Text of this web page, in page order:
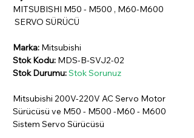
MITSUBISHI M50 - M500 , M60-M600
SERVO SÜRÜCÜ
Marka: Mitsubishi
Stok Kodu: MDS-B-SVJ2-02
Stok Durumu:Stok Sorunuz
Mitsubishi 200V-220V AC Servo Motor
Sürücüsü ve M50 - M500 -M60 - M600
Sistem Servo Sürücüsü